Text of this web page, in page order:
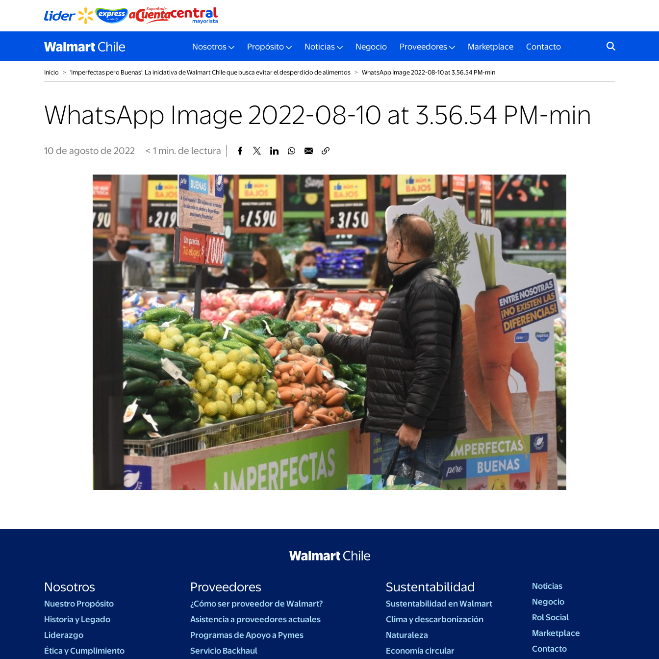
Nosotros Propósito Noticias Negocio Proveedores Marketplace Contacto
Inicio ˃ 'Imperfectas pero Buenas': La iniciativa de Walmart Chile que busca evitar el desperdicio de alimentos ˃ WhatsApp Image 2022-08-10 at 3.56.54 PM-min
WhatsApp Image 2022-08-10 at 3.56.54 PM-min
10 de agosto de 2022 < 1 min. de lectura
Nosotros
Nuestro Propósito
Historia y Legado
Liderazgo
Ética y Cumplimiento
Proveedores
¿Cómo ser proveedor de Walmart?
Asistencia a proveedores actuales
Programas de Apoyo a Pymes
Servicio Backhaul
Sustentabilidad
Sustentabilidad en Walmart
Clima y descarbonización
Naturaleza
Economía circular
Noticias
Negocio
Rol Social
Marketplace
Contacto